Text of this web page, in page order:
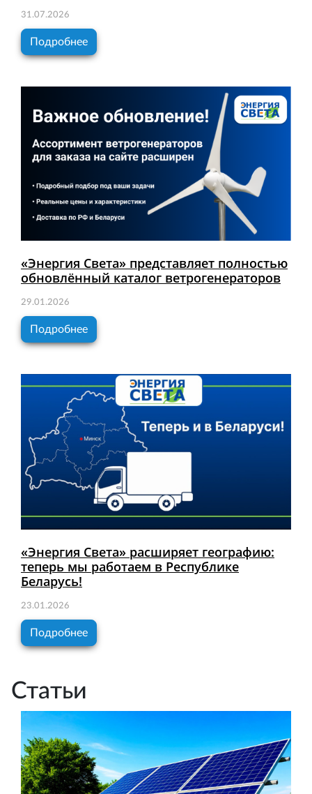
31.07.2026
Подробнее
«Энергия Света» представляет полностью
обновлённый каталог ветрогенераторов
29.01.2026
Подробнее
«Энергия Света» расширяет географию:
теперь мы работаем в Республике
Беларусь!
23.01.2026
Подробнее
Статьи